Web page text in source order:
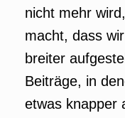
nicht mehr
macht, dass
breiter
Beiträge, in
etwas knapper